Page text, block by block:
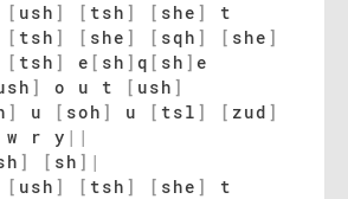
[ ush ] [ tsh ] [ she ]
t
[ tsh ] [ she ] [ sqh ] [ she ]
[ tsh ] e [ sh ] q [ sh ] e
] o u t [ ush ]
] u [ soh ] u [ tsl ] [ zud ]
r y | |
] [ sh ] |
[ ush ] [ tsh ] [ she ]
t